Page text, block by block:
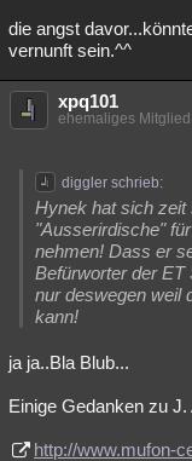
die angst
vernunft sein.^^
xpq101
ehemaliges Mitglied
diggler schrieb:
Hynek hat sich zeit
"Ausserirdische"
nehmen! Dass er
Befürworter der ET
nur deswegen weil
kann!
ja ja..Bla Blub...
Einige Gedanken zu J.
http://www.mufon-